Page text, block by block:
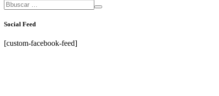
Social Feed
[custom-facebook-feed]